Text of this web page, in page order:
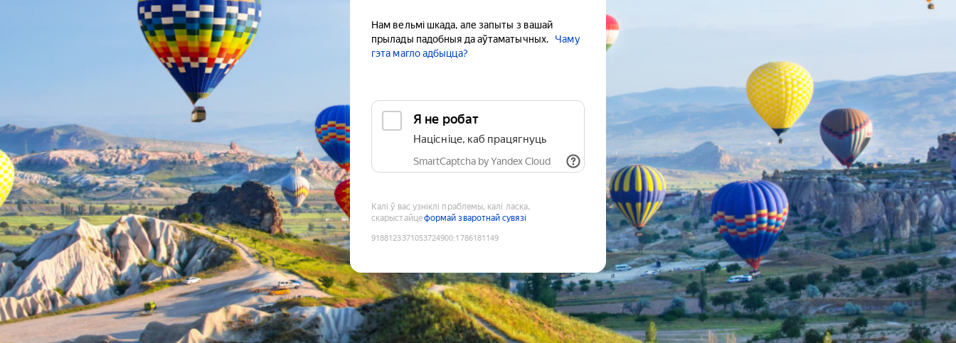
Нам вельмі шкада, але запыты з вашай
прылады падобныя да аўтаматычных.
Чаму
гэта магло адбыцца?
Я не робат
Націсніце, каб працягнуць
SmartCaptcha by Yandex Cloud
Калі ў вас узніклі праблемы, калі ласка,
скарыстайцеформай зваротнай сувязі
9188123371053724900:1786181149